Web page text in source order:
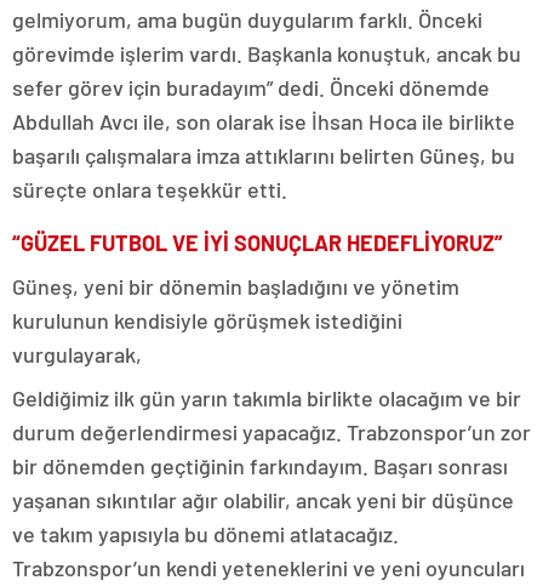
gelmiyorum, ama bugün duygularım farklı. Önceki
görevimde işlerim vardı. Başkanla konuştuk, ancak bu
sefer görev için buradayım” dedi. Önceki dönemde
Abdullah Avcı ile, son olarak ise İhsan Hoca ile birlikte
başarılı çalışmalara imza attıklarını belirten Güneş, bu
süreçte onlara teşekkür etti.
“GÜZEL FUTBOL VE İYİ SONUÇLAR HEDEFLİYORUZ”
Güneş, yeni bir dönemin başladığını ve yönetim
kurulunun kendisiyle görüşmek istediğini
vurgulayarak,
Geldiğimiz ilk gün yarın takımla birlikte olacağım ve bir
durum değerlendirmesi yapacağız. Trabzonspor’un zor
bir dönemden geçtiğinin farkındayım. Başarı sonrası
yaşanan sıkıntılar ağır olabilir, ancak yeni bir düşünce
ve takım yapısıyla bu dönemi atlatacağız.
Trabzonspor’un kendi yeteneklerini ve yeni oyuncuları